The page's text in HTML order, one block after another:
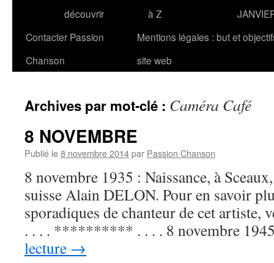
découvrir
à Z
Contacter Passion
Chanson
Mentions légales : but et
site web
Archives par mot-clé : Caméra Café
8 NOVEMBRE
Publié le8 novembre 2014par Passion Chanson
8 novembre 1935 : Naissance, à
suisse Alain DELON. Pour en savoir
sporadiques de chanteur de cet
. . . . ********** . . . . 8 novembre
lecture →